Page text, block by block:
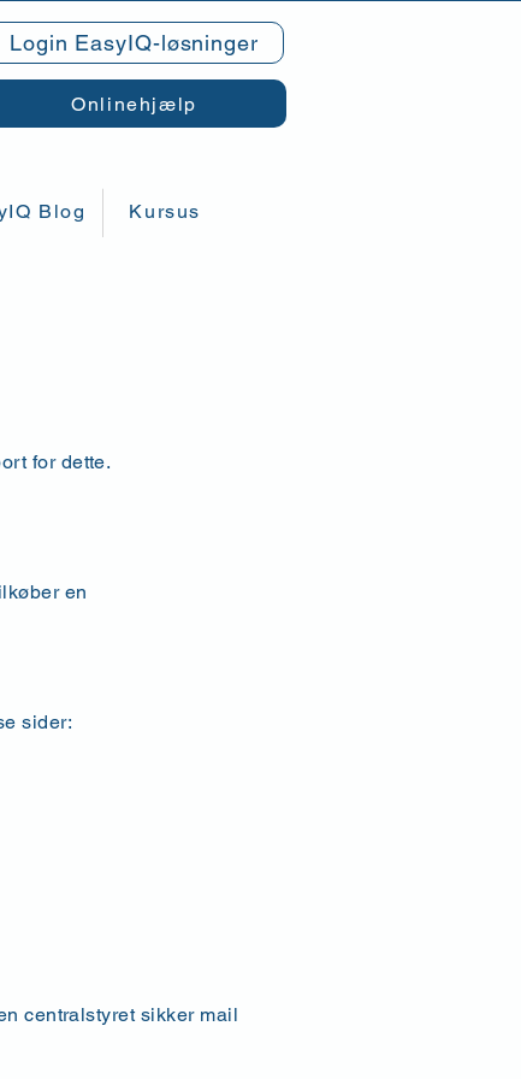
Login EasyIQ-løsninger
Onlinehjælp
Blog Kursus
for dette.
en
sider:
centralstyret sikker mail